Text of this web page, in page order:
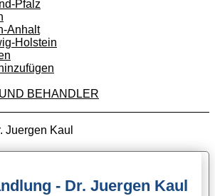
Pfalz
Anhalt
Holstein
BEHANDLER
Juergen Kaul
- Dr. Juergen Kaul